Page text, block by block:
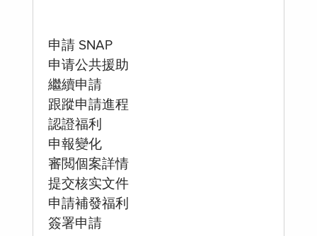
申請 SNAP
申请公共援助
繼續申請
跟蹤申請進程
認證福利
申報變化
審閲個案詳情
提交核实文件
申請補發福利
簽署申請